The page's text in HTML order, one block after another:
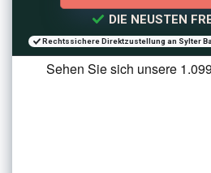
DIE NEUSTEN
Rechtssichere Direktzustellung an Sylter